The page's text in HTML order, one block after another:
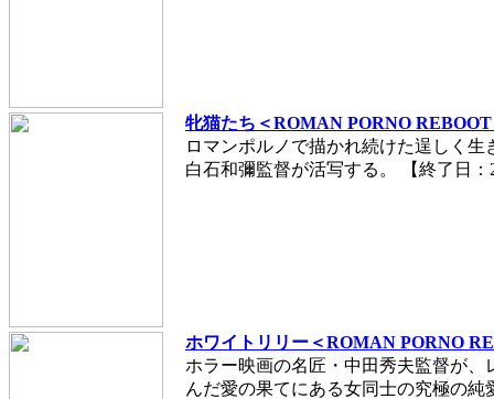
牝猫たち＜ROMAN PORNO
ロマンポルノで描かれ続けた逞しく
白石和彌監督が活写する。 【終了日：
ホワイトリリー＜ROMAN PORNO
ホラー映画の名匠・中田秀夫監督が
んだ愛の果てにある女同士の究極の純